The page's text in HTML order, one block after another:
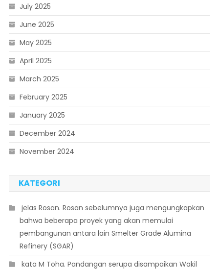
July 2025
June 2025
May 2025
April 2025
March 2025
February 2025
January 2025
December 2024
November 2024
KATEGORI
 jelas Rosan. Rosan sebelumnya juga mengungkapkan
bahwa beberapa proyek yang akan memulai
pembangunan antara lain Smelter Grade Alumina
Refinery (SGAR)
 kata M Toha. Pandangan serupa disampaikan Wakil